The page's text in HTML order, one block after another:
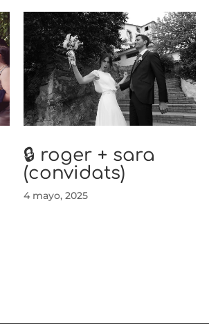
🔒 roger + sara
(convidats)
4 mayo, 2025